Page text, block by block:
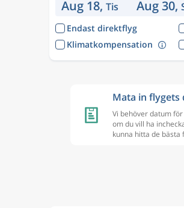
Aug 18, Tis Aug 30,
Endast direktflyg
Klimatkompensation
Mata in flygets
Vi behöver datum
om du vill ha
kunna hitta de